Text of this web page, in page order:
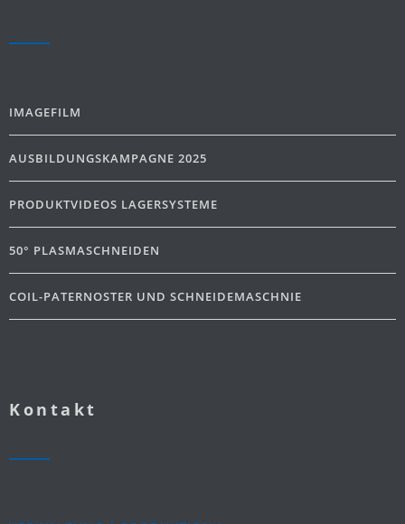
IMAGEFILM
AUSBILDUNGSKAMPAGNE 2025
PRODUKTVIDEOS LAGERSYSTEME
50° PLASMASCHNEIDEN
COIL-PATERNOSTER UND SCHNEIDEMASCHNIE
Kontakt